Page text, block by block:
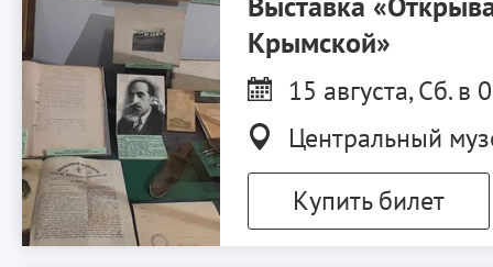
Крымской»
15 августа, Сб. в
Центральный
Купить билет